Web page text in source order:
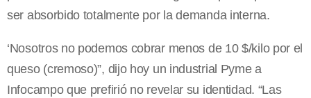
ser absorbido totalmente por la demanda interna.
‘Nosotros no podemos cobrar menos de 10 $/kilo por el
queso (cremoso)”, dijo hoy un industrial Pyme a
Infocampo que prefirió no revelar su identidad. “Las